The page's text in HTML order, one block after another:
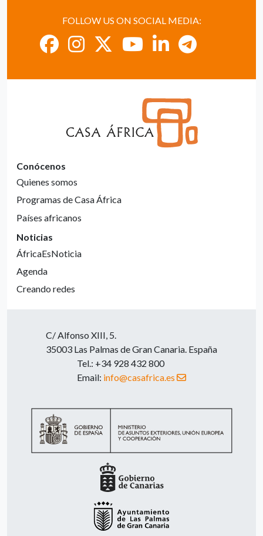
FOLLOW US ON SOCIAL MEDIA:
Conócenos
Quienes somos
Programas de Casa África
Países africanos
Noticias
ÁfricaEsNoticia
Agenda
Creando redes
C/ Alfonso XIII, 5.
35003 Las Palmas de Gran Canaria. España
Tel.: +34 928 432 800
Email: info@casafrica.es